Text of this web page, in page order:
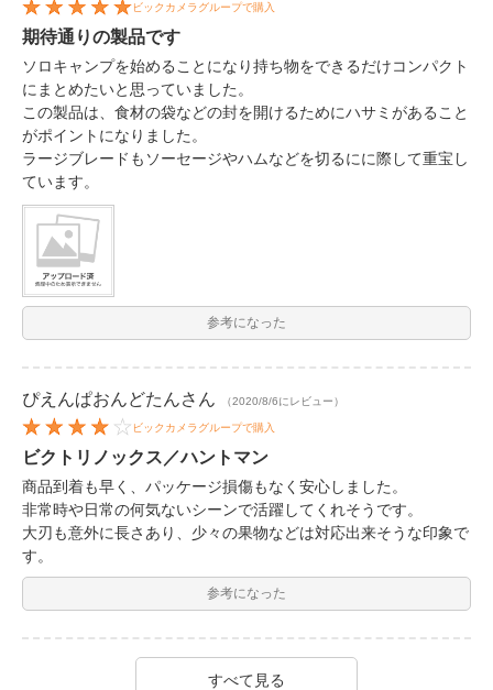
ビックカメラグループで購入
期待通りの製品です
ソロキャンプを始めることになり持ち物をできるだけコンパクト
にまとめたいと思っていました。
この製品は、食材の袋などの封を開けるためにハサミがあること
がポイントになりました。
ラージブレードもソーセージやハムなどを切るにに際して重宝し
ています。
参考になった
ぴえんぱおんどたんさん （2020/8/6にレビュー）
ビックカメラグループで購入
ビクトリノックス／ハントマン
商品到着も早く、パッケージ損傷もなく安心しました。
非常時や日常の何気ないシーンで活躍してくれそうです。
大刃も意外に長さあり、少々の果物などは対応出来そうな印象で
す。
参考になった
すべて見る